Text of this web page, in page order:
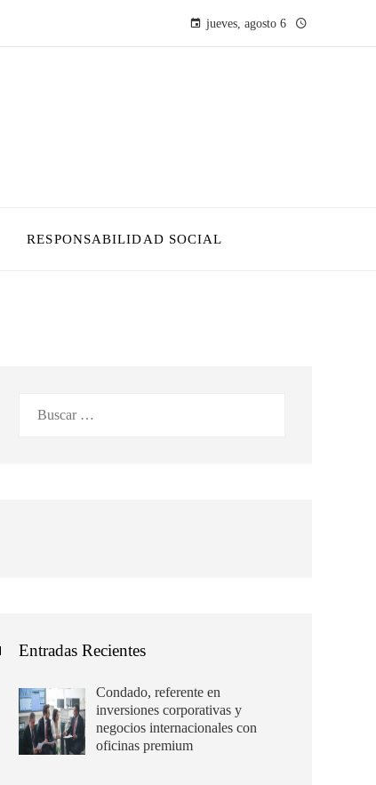
jueves, agosto 6
RESPONSABILIDAD SOCIAL
Entradas Recientes
Condado, referente en
inversiones corporativas y
negocios internacionales con
oficinas premium